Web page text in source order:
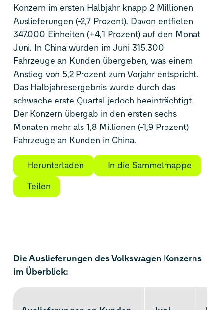
Konzern im ersten Halbjahr knapp 2 Millionen
Auslieferungen (-2,7 Prozent). Davon entfielen
347.000 Einheiten (+4,1 Prozent) auf den Monat
Juni. In China wurden im Juni 315.300
Fahrzeuge an Kunden übergeben, was einem
Anstieg von 5,2 Prozent zum Vorjahr entspricht.
Das Halbjahresergebnis wurde durch das
schwache erste Quartal jedoch beeinträchtigt.
Der Konzern übergab in den ersten sechs
Monaten mehr als 1,8 Millionen (-1,9 Prozent)
Fahrzeuge an Kunden in China.
Herunterladen
In die Sammelmappe
Teilen
Die Auslieferungen des Volkswagen Konzerns
im Überblick: